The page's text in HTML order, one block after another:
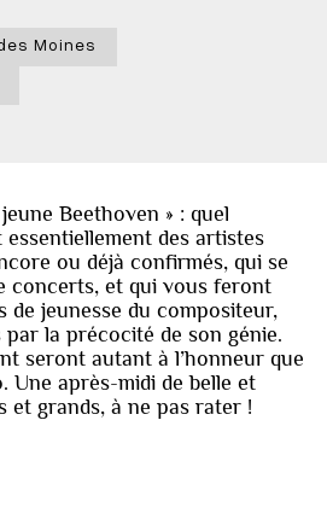
Moines
Beethoven » : quel
des artistes
ou déjà confirmés, qui se
concerts, et qui vous feront
jeunesse du compositeur,
la précocité de son génie.
seront autant à l’honneur que
Une après-midi de belle et
et grands, à ne pas rater !